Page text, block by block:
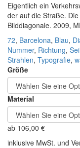
Eigentlich ein
der auf die Straße.
Bilddiagonale. 2009,
72, Barcelona, Blau,
Nummer, Richtung, Seil
Strahlen, Typografie,
Größe
Material
ab 106,00 €
inklusive MwSt. und